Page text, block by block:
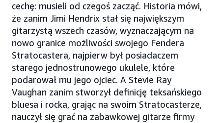
cechę: musieli od czegoś zacząć. Historia mówi,
że zanim Jimi Hendrix stał się największym
gitarzystą wszech czasów, wyznaczającym na
nowo granice możliwości swojego Fendera
Stratocastera, najpierw był posiadaczem
starego jednostrunowego ukulele, które
podarował mu jego ojciec. A Stevie Ray
Vaughan zanim stworzył definicję teksańskiego
bluesa i rocka, grając na swoim Stratocasterze,
nauczył się grać na zabawkowej gitarze firmy